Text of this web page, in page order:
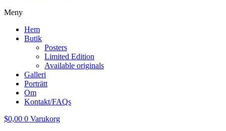
Meny
Hem
Butik
Posters
Limited Edition
Available originals
Galleri
Porträtt
Om
Kontakt/FAQs
$0,00 0 Varukorg